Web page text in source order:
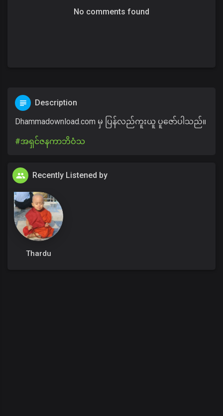
No comments found
Description
Dhammadownload.com မှ ပြန်လည်ကူးယူ ပူဇော်ပါသည်။
#အရှင်ဇနကာဘိဝံသ
Recently Listened by
Thardu